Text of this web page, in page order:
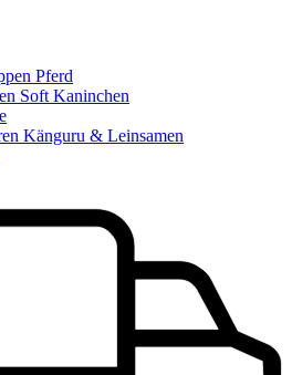
Pferd
Soft Kaninchen
Känguru & Leinsamen